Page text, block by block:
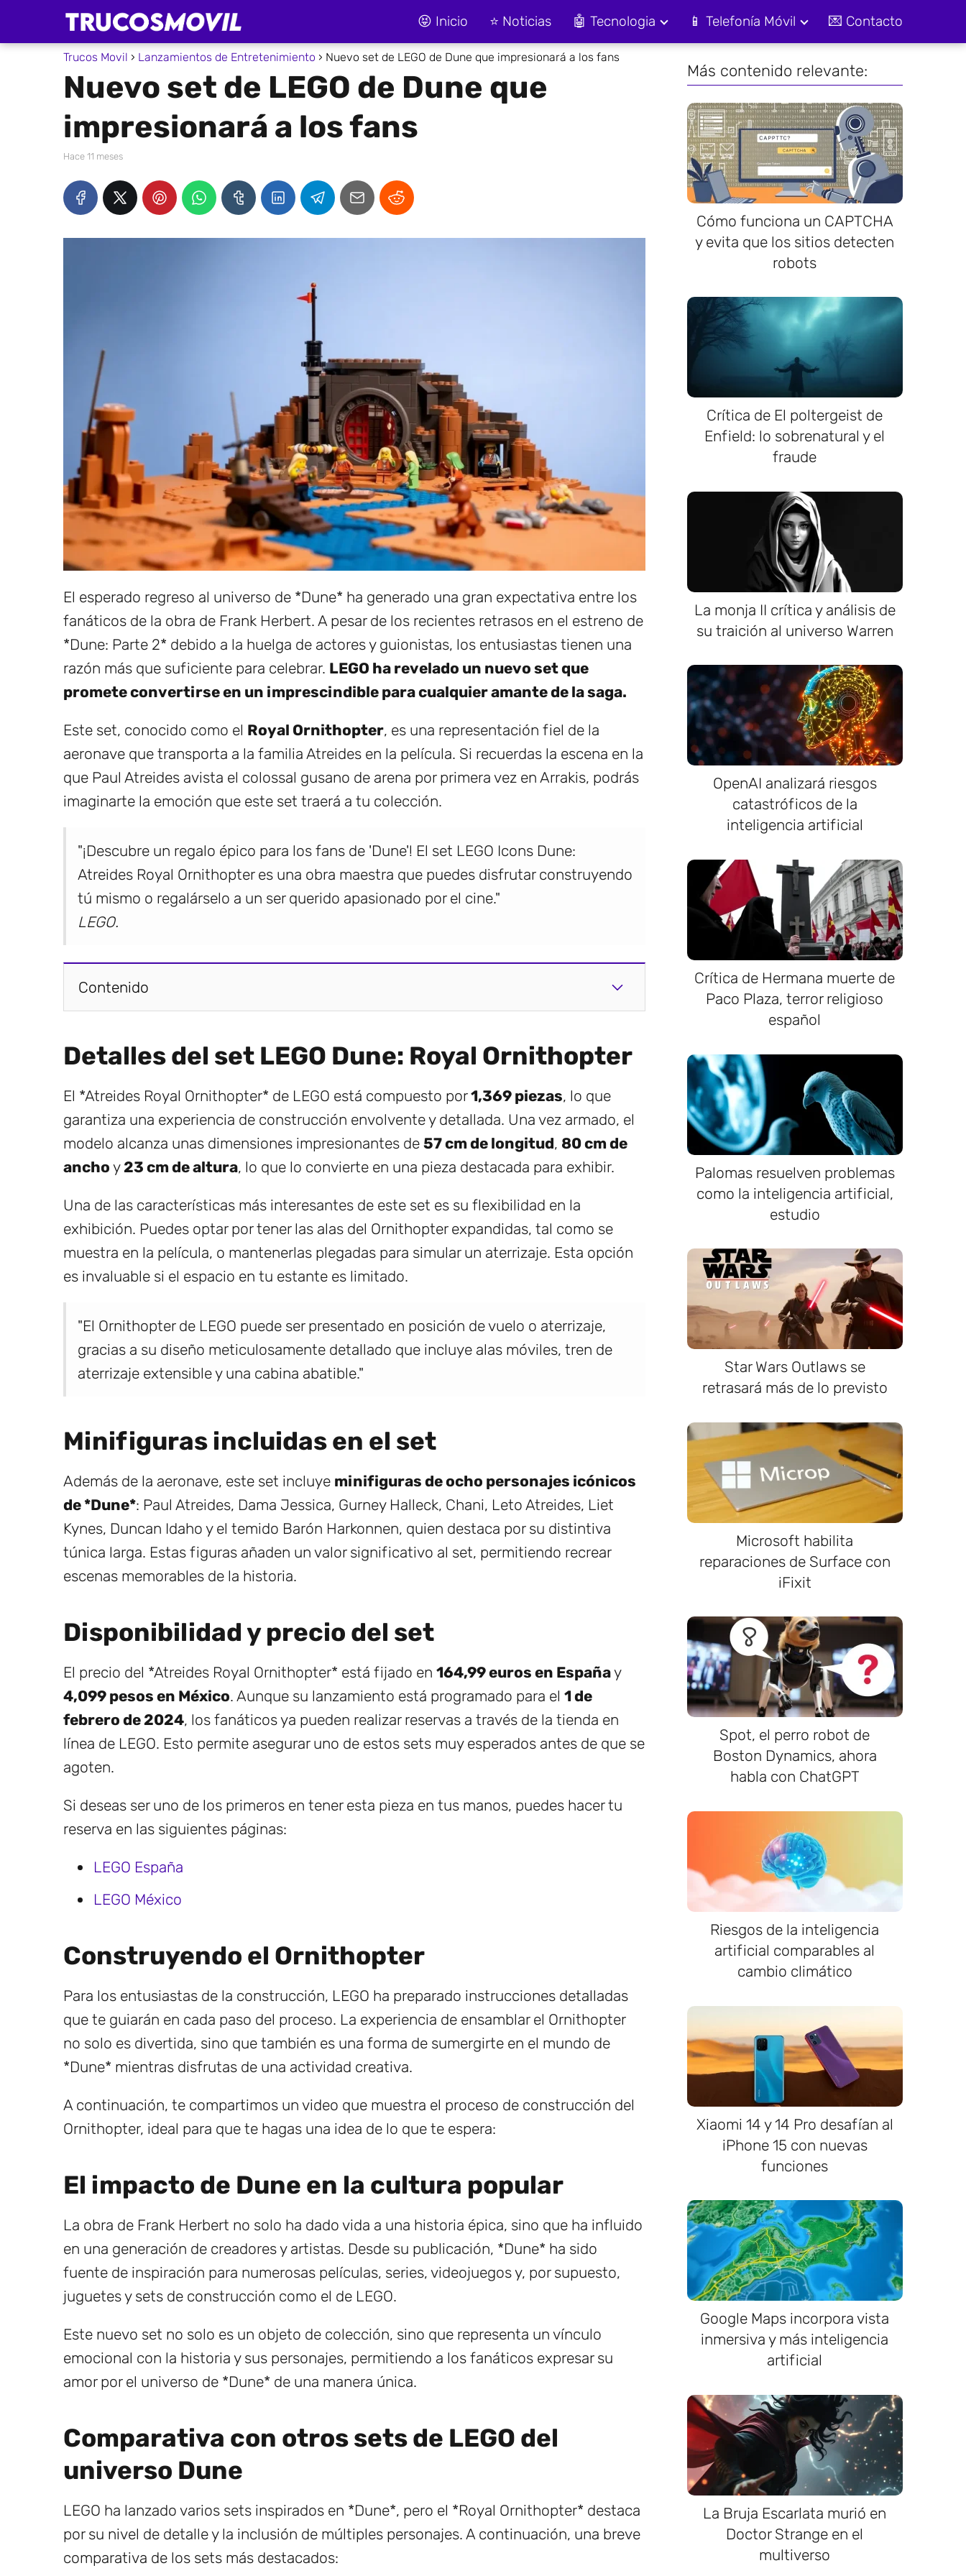
😝 Inicio ⭐ Noticias 🤖 Tecnologia 📱 Telefonía Móvil 💌 Contacto
Trucos Movil Lanzamientos de Entretenimiento Nuevo set de LEGO de Dune que impresionará a los fans
Nuevo set de LEGO de Dune que
impresionará a los fans
hace 11 meses
El esperado regreso al universo de *Dune* ha generado una gran expectativa entre los
fanáticos de la obra de Frank Herbert. A pesar de los recientes retrasos en el estreno de
*Dune: Parte 2* debido a la huelga de actores y guionistas, los entusiastas tienen una
razón más que suficiente para celebrar. LEGO ha revelado un nuevo set que
promete convertirse en un imprescindible para cualquier amante de la saga.
Este set, conocido como el Royal Ornithopter, es una representación fiel de la
aeronave que transporta a la familia Atreides en la película. Si recuerdas la escena en la
que Paul Atreides avista el colossal gusano de arena por primera vez en Arrakis, podrás
imaginarte la emoción que este set traerá a tu colección.
"¡Descubre un regalo épico para los fans de 'Dune'! El set LEGO Icons Dune:
Atreides Royal Ornithopter es una obra maestra que puedes disfrutar construyendo
tú mismo o regalárselo a un ser querido apasionado por el cine."
LEGO.
Contenido
Detalles del set LEGO Dune: Royal Ornithopter
El *Atreides Royal Ornithopter* de LEGO está compuesto por1,369 piezas, lo que
garantiza una experiencia de construcción envolvente y detallada. Una vez armado, el
modelo alcanza unas dimensiones impresionantes de 57 cm de longitud, 80 cm de
ancho y23 cm de altura, lo que lo convierte en una pieza destacada para exhibir.
Una de las características más interesantes de este set es su flexibilidad en la
exhibición. Puedes optar por tener las alas del Ornithopter expandidas, tal como se
muestra en la película, o mantenerlas plegadas para simular un aterrizaje. Esta opción
es invaluable si el espacio en tu estante es limitado.
"El Ornithopter de LEGO puede ser presentado en posición de vuelo o aterrizaje,
gracias a su diseño meticulosamente detallado que incluye alas móviles, tren de
aterrizaje extensible y una cabina abatible."
Minifiguras incluidas en el set
Además de la aeronave, este set incluye minifiguras de ocho personajes icónicos
de *Dune*: Paul Atreides, Dama Jessica, Gurney Halleck, Chani, Leto Atreides, Liet
Kynes, Duncan Idaho y el temido Barón Harkonnen, quien destaca por su distintiva
túnica larga. Estas figuras añaden un valor significativo al set, permitiendo recrear
escenas memorables de la historia.
Disponibilidad y precio del set
El precio del *Atreides Royal Ornithopter* está fijado en 164,99 euros en Españay
4,099 pesos en México. Aunque su lanzamiento está programado para el 1 de
febrero de 2024, los fanáticos ya pueden realizar reservas a través de la tienda en
línea de LEGO. Esto permite asegurar uno de estos sets muy esperados antes de que se
agoten.
Si deseas ser uno de los primeros en tener esta pieza en tus manos, puedes hacer tu
reserva en las siguientes páginas:
LEGO España
LEGO México
Construyendo el Ornithopter
Para los entusiastas de la construcción, LEGO ha preparado instrucciones detalladas
que te guiarán en cada paso del proceso. La experiencia de ensamblar el Ornithopter
no solo es divertida, sino que también es una forma de sumergirte en el mundo de
*Dune* mientras disfrutas de una actividad creativa.
A continuación, te compartimos un video que muestra el proceso de construcción del
Ornithopter, ideal para que te hagas una idea de lo que te espera:
El impacto de Dune en la cultura popular
La obra de Frank Herbert no solo ha dado vida a una historia épica, sino que ha influido
en una generación de creadores y artistas. Desde su publicación, *Dune* ha sido
fuente de inspiración para numerosas películas, series, videojuegos y, por supuesto,
juguetes y sets de construcción como el de LEGO.
Este nuevo set no solo es un objeto de colección, sino que representa un vínculo
emocional con la historia y sus personajes, permitiendo a los fanáticos expresar su
amor por el universo de *Dune* de una manera única.
Comparativa con otros sets de LEGO del
universo Dune
LEGO ha lanzado varios sets inspirados en *Dune*, pero el *Royal Ornithopter* destaca
por su nivel de detalle y la inclusión de múltiples personajes. A continuación, una breve
comparativa de los sets más destacados:
Más contenido relevante:
Cómo funciona un CAPTCHA
y evita que los sitios detecten
robots
Crítica de El poltergeist de
Enfield: lo sobrenatural y el
fraude
La monja II crítica y análisis de
su traición al universo Warren
OpenAI analizará riesgos
catastróficos de la
inteligencia artificial
Crítica de Hermana muerte de
Paco Plaza, terror religioso
español
Palomas resuelven problemas
como la inteligencia artificial,
estudio
Star Wars Outlaws se
retrasará más de lo previsto
Microsoft habilita
reparaciones de Surface con
iFixit
Spot, el perro robot de
Boston Dynamics, ahora
habla con ChatGPT
Riesgos de la inteligencia
artificial comparables al
cambio climático
Xiaomi 14 y 14 Pro desafían al
iPhone 15 con nuevas
funciones
Google Maps incorpora vista
inmersiva y más inteligencia
artificial
La Bruja Escarlata murió en
Doctor Strange en el
multiverso